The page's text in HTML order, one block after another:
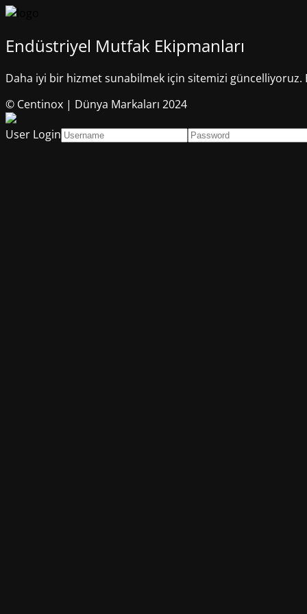
Endüstriyel Mutfak Ekipmanları
Daha iyi bir hizmet sunabilmek için sitemizi güncelliyoruz.
© Centinox | Dünya Markaları 2024
User Login